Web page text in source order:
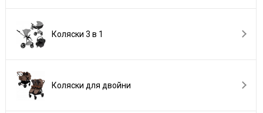
Коляски 3 в 1
Коляски для двойни